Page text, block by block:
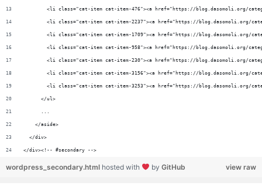
<li class="cat-item cat-item-476"><a href="https://blog.dasomoli.org/
<li class="cat-item cat-item-2237"><a href="https://blog.dasomoli.org/
<li class="cat-item cat-item-1709"><a href="https://blog.dasomoli.org/
<li class="cat-item cat-item-958"><a href="https://blog.dasomoli.org/
<li class="cat-item cat-item-230"><a href="https://blog.dasomoli.org/
<li class="cat-item cat-item-3156"><a href="https://blog.dasomoli.org/
<li class="cat-item cat-item-3253"><a href="https://blog.dasomoli.org/
      </ul>
      ...
    </aside>
  </div>
</div><!-- #secondary -->
view raw
wordpress_secondary.html hosted with by GitHub